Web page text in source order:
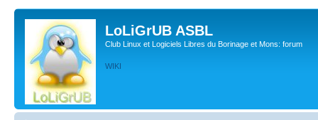
LoLiGrUB ASBL
Club Linux et Logiciels Libres du Borinage et Mons: forum
WIKI